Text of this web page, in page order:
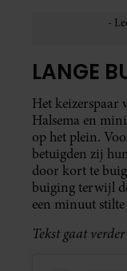
LANGE
Het keizerspaar
Halsema en
op het plein.
betuigden zij
door kort te
buiging terwijl
een minuut
Tekst gaat